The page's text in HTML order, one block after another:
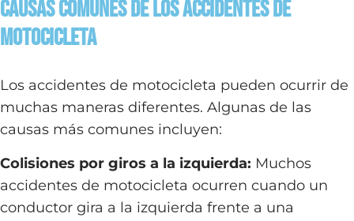
Causas Comunes de los Accidentes de
Motocicleta
Los accidentes de motocicleta pueden ocurrir de
muchas maneras diferentes. Algunas de las
causas más comunes incluyen:
Colisiones por giros a la izquierda: Muchos
accidentes de motocicleta ocurren cuando un
conductor gira a la izquierda frente a una